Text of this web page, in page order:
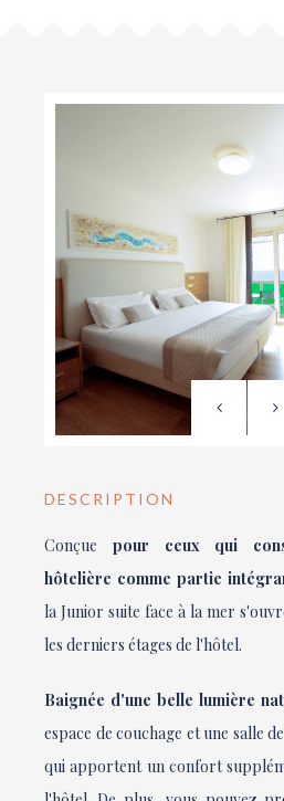
DESCRIPTION
Conçue pour ceux qui
hôtelière comme partie
la Junior suite face à la mer
les derniers étages de l'hôtel.
Baignée d'une belle lumière
espace de couchage et une salle
qui apportent un confort